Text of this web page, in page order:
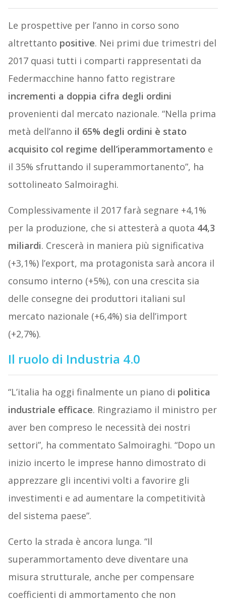
Le prospettive per l’anno in corso sono
altrettanto positive. Nei primi due trimestri del
2017 quasi tutti i comparti rappresentati da
Federmacchine hanno fatto registrare
incrementi a doppia cifra degli ordini
provenienti dal mercato nazionale. “Nella prima
metà dell’anno il 65% degli ordini è stato
acquisito col regime dell’iperammortamento e
il 35% sfruttando il superammortanento”, ha
sottolineato Salmoiraghi.
Complessivamente il 2017 farà segnare +4,1%
per la produzione, che si attesterà a quota 44,3
miliardi. Crescerà in maniera più significativa
(+3,1%) l’export, ma protagonista sarà ancora il
consumo interno (+5%), con una crescita sia
delle consegne dei produttori italiani sul
mercato nazionale (+6,4%) sia dell’import
(+2,7%).
Il ruolo di Industria 4.0
“L’italia ha oggi finalmente un piano di politica
industriale efficace. Ringraziamo il ministro per
aver ben compreso le necessità dei nostri
settori”, ha commentato Salmoiraghi. “Dopo un
inizio incerto le imprese hanno dimostrato di
apprezzare gli incentivi volti a favorire gli
investimenti e ad aumentare la competitività
del sistema paese”.
Certo la strada è ancora lunga. “Il
superammortamento deve diventare una
misura strutturale, anche per compensare
coefficienti di ammortamento che non